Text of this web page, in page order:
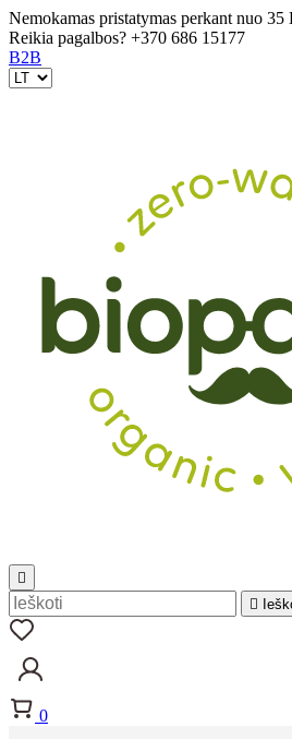
Nemokamas pristatymas perkant nuo 35
Reikia pagalbos? +370 686 15177
B2B


0